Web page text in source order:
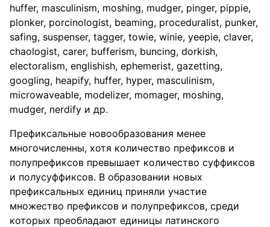
huffer, masculinism, moshing, mudger, pinger, pippie,
plonker, porcinologist, beaming, proceduralist, punker,
safing, suspenser, tagger, towie, winie, yeepie, claver,
chaologist, carer, bufferism, buncing, dorkish,
electoralism, englishish, ephemerist, gazetting,
googling, heapify, huffer, hyper, masculinism,
microwaveable, modelizer, momager, moshing,
mudger, nerdify и др.
Префиксальные новообразования менее
многочисленны, хотя количество префиксов и
полупрефиксов превышает количество суффиксов
и полусуффиксов. В образовании новых
префиксальных единиц приняли участие
множество префиксов и полупрефиксов, среди
которых преобладают единицы латинского